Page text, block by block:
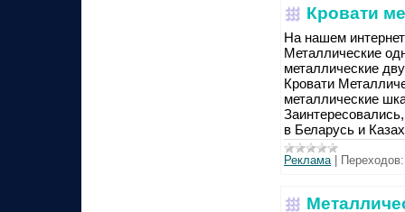
Кровати
На нашем
Металлические
металлические
Кровати
металлические
в Беларусь и
Реклама| Переходов: